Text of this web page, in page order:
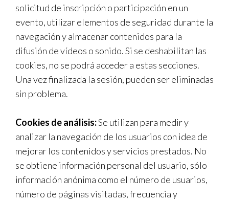
solicitud de inscripción o participación en un
evento, utilizar elementos de seguridad durante la
navegación y almacenar contenidos para la
difusión de vídeos o sonido. Si se deshabilitan las
cookies, no se podrá acceder a estas secciones.
Una vez finalizada la sesión, pueden ser eliminadas
sin problema.
Cookies de análisis:Se utilizan para medir y
analizar la navegación de los usuarios con idea de
mejorar los contenidos y servicios prestados. No
se obtiene información personal del usuario, sólo
información anónima como el número de usuarios,
número de páginas visitadas, frecuencia y